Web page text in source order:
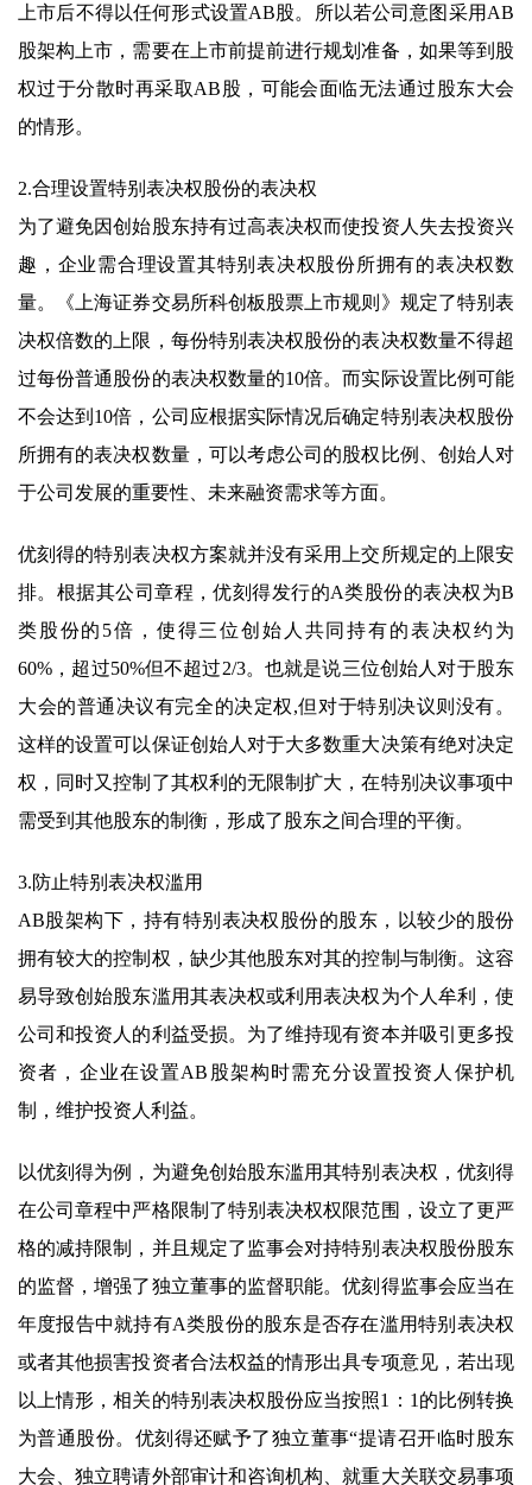
上市后不得以任何形式设置AB股。所以若公司意图采用AB
股架构上市，需要在上市前提前进行规划准备，如果等到股
权过于分散时再采取AB股，可能会面临无法通过股东大会
的情形。
2.合理设置特别表决权股份的表决权
为了避免因创始股东持有过高表决权而使投资人失去投资兴
趣，企业需合理设置其特别表决权股份所拥有的表决权数
量。《上海证券交易所科创板股票上市规则》规定了特别表
决权倍数的上限，每份特别表决权股份的表决权数量不得超
过每份普通股份的表决权数量的10倍。而实际设置比例可能
不会达到10倍，公司应根据实际情况后确定特别表决权股份
所拥有的表决权数量，可以考虑公司的股权比例、创始人对
于公司发展的重要性、未来融资需求等方面。
优刻得的特别表决权方案就并没有采用上交所规定的上限安
排。根据其公司章程，优刻得发行的A类股份的表决权为B
类股份的5倍，使得三位创始人共同持有的表决权约为
60%，超过50%但不超过2/3。也就是说三位创始人对于股东
大会的普通决议有完全的决定权,但对于特别决议则没有。
这样的设置可以保证创始人对于大多数重大决策有绝对决定
权，同时又控制了其权利的无限制扩大，在特别决议事项中
需受到其他股东的制衡，形成了股东之间合理的平衡。
3.防止特别表决权滥用
AB股架构下，持有特别表决权股份的股东，以较少的股份
拥有较大的控制权，缺少其他股东对其的控制与制衡。这容
易导致创始股东滥用其表决权或利用表决权为个人牟利，使
公司和投资人的利益受损。为了维持现有资本并吸引更多投
资者，企业在设置AB股架构时需充分设置投资人保护机
制，维护投资人利益。
以优刻得为例，为避免创始股东滥用其特别表决权，优刻得
在公司章程中严格限制了特别表决权权限范围，设立了更严
格的减持限制，并且规定了监事会对持特别表决权股份股东
的监督，增强了独立董事的监督职能。优刻得监事会应当在
年度报告中就持有A类股份的股东是否存在滥用特别表决权
或者其他损害投资者合法权益的情形出具专项意见，若出现
以上情形，相关的特别表决权股份应当按照1：1的比例转换
为普通股份。优刻得还赋予了独立董事“提请召开临时股东
大会、独立聘请外部审计和咨询机构、就重大关联交易事项